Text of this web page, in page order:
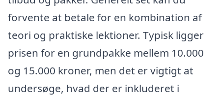
forvente at betale for en kombination af
teori og praktiske lektioner. Typisk ligger
prisen for en grundpakke mellem 10.000
og 15.000 kroner, men det er vigtigt at
undersøge, hvad der er inkluderet i